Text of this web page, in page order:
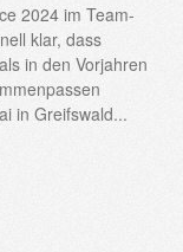
2024 im Team-
klar, dass
in den Vorjahren
in Greifswald...